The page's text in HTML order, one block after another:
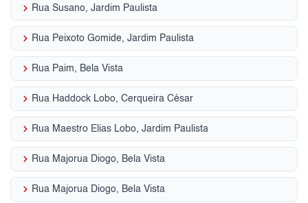
keyboard_arrow_right Rua Susano, Jardim Paulista
keyboard_arrow_right Rua Peixoto Gomide, Jardim Paulista
keyboard_arrow_right Rua Paim, Bela Vista
keyboard_arrow_right Rua Haddock Lobo, Cerqueira César
keyboard_arrow_right Rua Maestro Elias Lobo, Jardim Paulista
keyboard_arrow_right Rua Majorua Diogo, Bela Vista
keyboard_arrow_right Rua Majorua Diogo, Bela Vista